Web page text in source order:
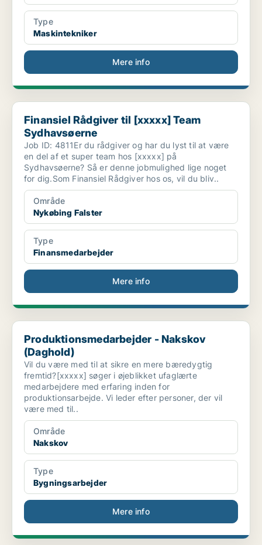
Type
Maskintekniker
Mere info
Finansiel Rådgiver til [xxxxx] Team Sydhavsøerne
Finansiel Rådgiver til [xxxxx] Team
Sydhavsøerne
Job ID: 4811Er du rådgiver og har du lyst til at være
en del af et super team hos [xxxxx] på
Sydhavsøerne? Så er denne jobmulighed lige noget
for dig.Som Finansiel Rådgiver hos os, vil du bliv..
Område
Nykøbing Falster
Type
Finansmedarbejder
Mere info
Produktionsmedarbejder - Nakskov (Daghold)
Produktionsmedarbejder - Nakskov
(Daghold)
Vil du være med til at sikre en mere bæredygtig
fremtid?[xxxxx] søger i øjeblikket ufaglærte
medarbejdere med erfaring inden for
produktionsarbejde. Vi leder efter personer, der vil
være med til..
Område
Nakskov
Type
Bygningsarbejder
Mere info